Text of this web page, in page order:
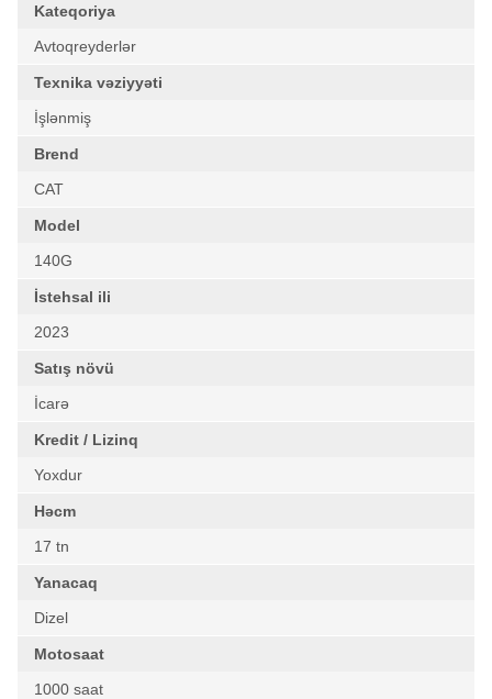
Kateqoriya
Avtoqreyderlər
Texnika vəziyyəti
İşlənmiş
Brend
CAT
Model
140G
İstehsal ili
2023
Satış növü
İcarə
Kredit / Lizinq
Yoxdur
Həcm
17 tn
Yanacaq
Dizel
Motosaat
1000 saat